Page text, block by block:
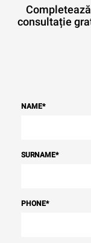
consultație
NAME*
SURNAME*
PHONE*